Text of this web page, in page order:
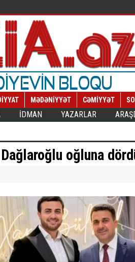
MƏDƏNİYYƏT CƏMİYYƏT
İDMAN YAZARLAR
oğluna